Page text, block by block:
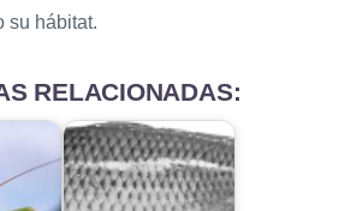
su hábitat.
RELACIONADAS: